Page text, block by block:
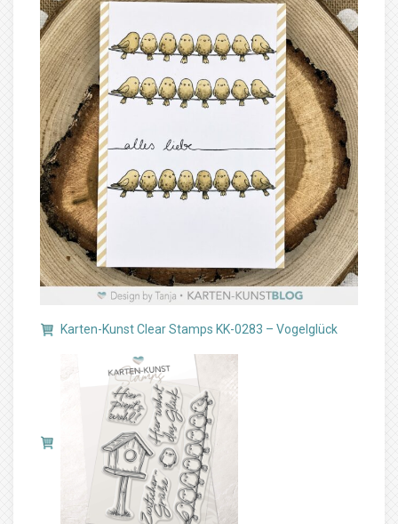
Karten-Kunst Clear Stamps KK-0283 – Vogelglück